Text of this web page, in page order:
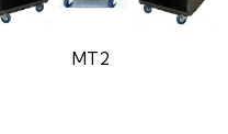
MT2